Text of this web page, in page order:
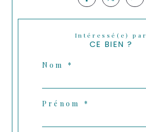
Intéressé(e) par
CE BIEN ?
Nom *
Prénom *